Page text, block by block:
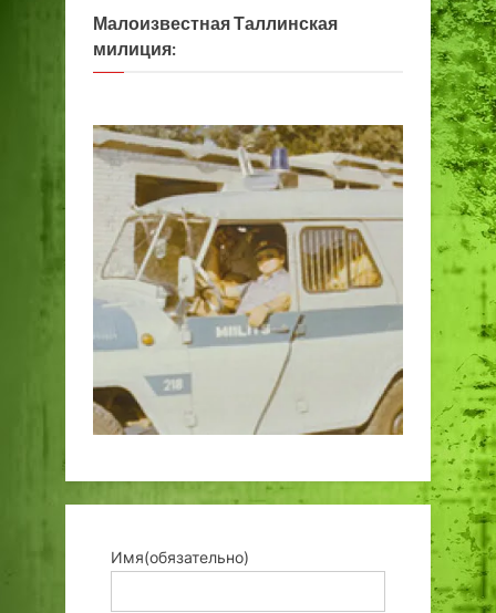
Малоизвестная Таллинская
милиция:
Имя(обязательно)